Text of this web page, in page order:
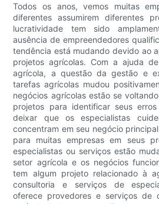
Todos os anos, vemos muitas
diferentes assumirem diferentes
lucratividade tem sido
ausência de empreendedores
tendência está mudando devido ao
projetos agrícolas. Com a ajuda
agrícola, a questão da gestão e
tarefas agrícolas mudou
negócios agrícolas estão se
projetos para identificar seus
deixar que os especialistas
concentram em seu negócio
para muitas empresas em seus
especialistas ou serviços estão
setor agrícola e os negócios
tem algum projeto relacionado à
consultoria e serviços de
oferece provedores e serviços de